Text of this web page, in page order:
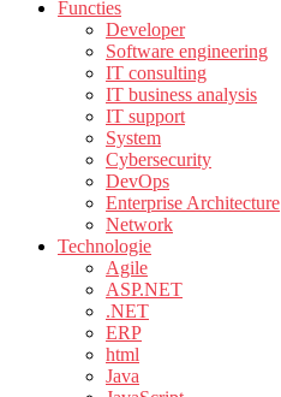
Functies
Developer
Software engineering
IT consulting
IT business analysis
IT support
System
Cybersecurity
DevOps
Enterprise Architecture
Network
Technologie
Agile
ASP.NET
.NET
ERP
html
Java